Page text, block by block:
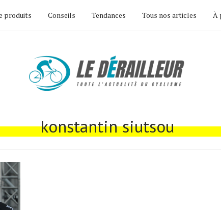
produits Conseils Tendances Tous nos articles À
konstantin siutsou